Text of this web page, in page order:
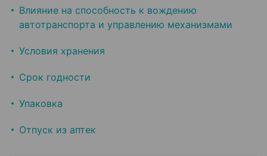
Влияние на способность к вождению
автотранспорта и управлению механизмами
Условия хранения
Срок годности
Упаковка
Отпуск из аптек